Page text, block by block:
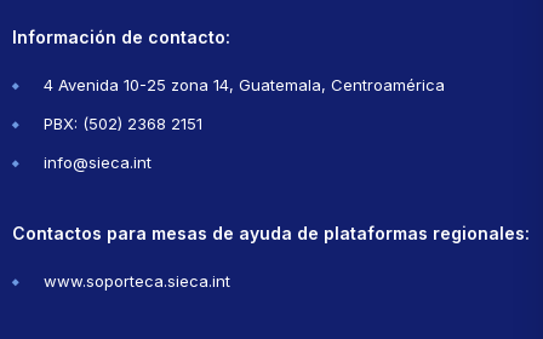
Información de contacto:
4 Avenida 10-25 zona 14, Guatemala, Centroamérica
PBX: (502) 2368 2151
info@sieca.int
Contactos para mesas de ayuda de plataformas regionales:
www.soporteca.sieca.int